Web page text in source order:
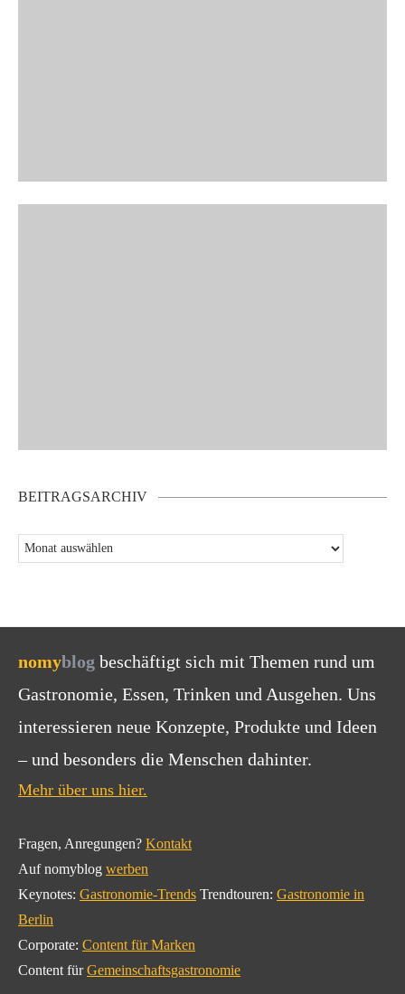
BEITRAGSARCHIV
nomyblog beschäftigt sich mit Themen rund um
Gastronomie, Essen, Trinken und Ausgehen. Uns
interessieren neue Konzepte, Produkte und Ideen
– und besonders die Menschen dahinter.
Mehr über uns hier.
Fragen, Anregungen? Kontakt
Auf nomyblog werben
Keynotes: Gastronomie-Trends Trendtouren: Gastronomie in
Berlin
Corporate: Content für Marken
Content fürGemeinschaftsgastronomie